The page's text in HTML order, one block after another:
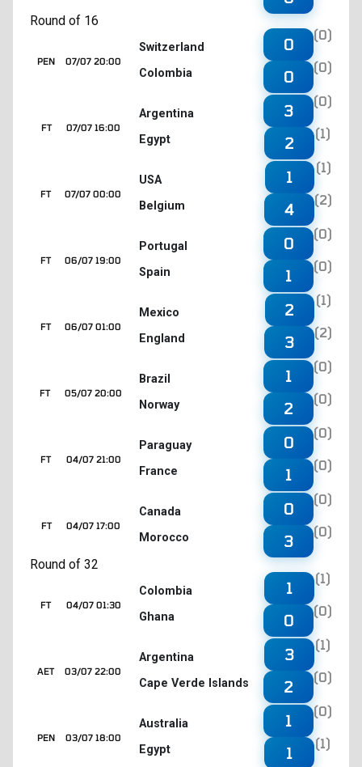
Round of 16
07/07 20:00
PEN
Switzerland
Colombia
0
(0)
0
(0)
07/07 16:00
FT
Argentina
Egypt
3
(0)
2
(1)
07/07 00:00
FT
USA
Belgium
1
(1)
4
(2)
06/07 19:00
FT
Portugal
Spain
0
(0)
1
(0)
06/07 01:00
FT
Mexico
England
2
(1)
3
(2)
05/07 20:00
FT
Brazil
Norway
1
(0)
2
(0)
04/07 21:00
FT
Paraguay
France
0
(0)
1
(0)
04/07 17:00
FT
Canada
Morocco
0
(0)
3
(0)
Round of 32
04/07 01:30
FT
Colombia
Ghana
1
(1)
0
(0)
03/07 22:00
AET
Argentina
Cape Verde Islands
3
(1)
2
(0)
03/07 18:00
PEN
Australia
Egypt
1
(0)
1
(1)